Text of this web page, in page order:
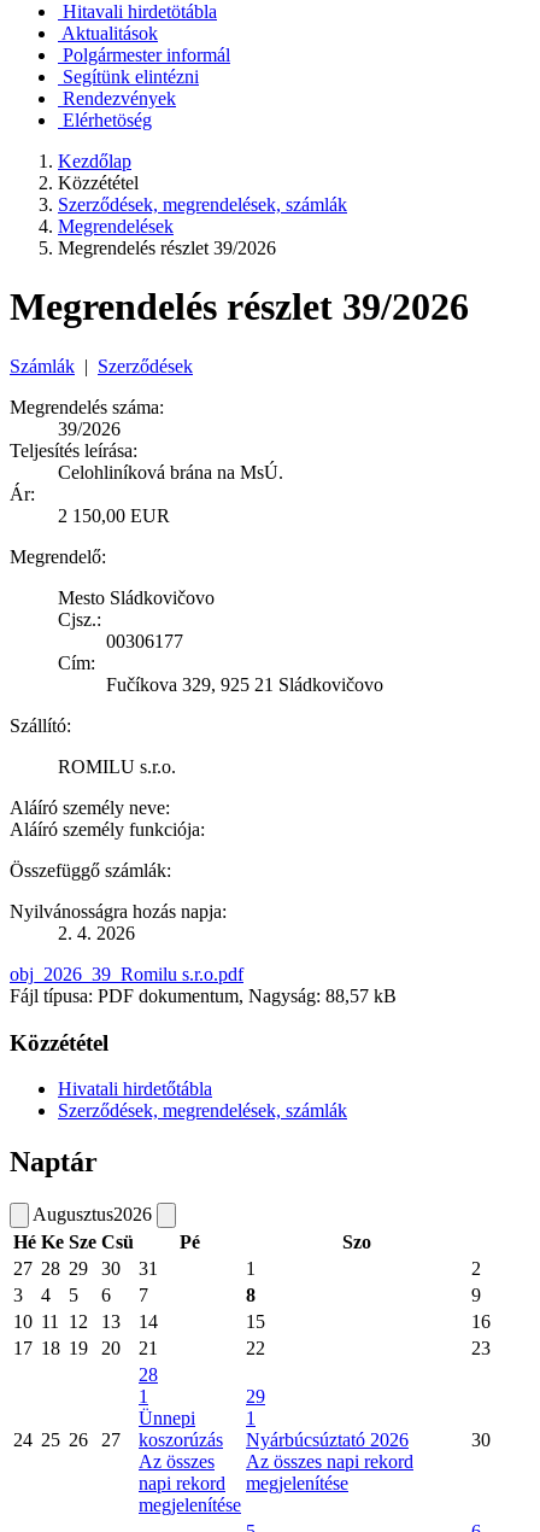
Hitavali hirdetötábla
Aktualitások
Polgármester informál
Segítünk elintézni
Rendezvények
Elérhetöség
Kezdőlap
Közzététel
Szerződések, megrendelések, számlák
Megrendelések
Megrendelés részlet 39/2026
Megrendelés részlet 39/2026
Számlák | Szerződések
Megrendelés száma:
39/2026
Teljesítés leírása:
Celohliníková brána na MsÚ.
Ár:
2 150,00 EUR
Megrendelő:
Mesto Sládkovičovo
Cjsz.:
00306177
Cím:
Fučíkova 329, 925 21 Sládkovičovo
Szállító:
ROMILU s.r.o.
Aláíró személy neve:
Aláíró személy funkciója:
Összefüggő számlák:
Nyilvánosságra hozás napja:
2. 4. 2026
obj_2026_39_Romilu s.r.o.pdf
Fájl típusa: PDF dokumentum, Nagyság: 88,57 kB
Közzététel
Hivatali hirdetőtábla
Szerződések, megrendelések, számlák
Naptár
Augusztus2026
Hé Ke Sze Csü Pé
Szo
27 28 29 30 31 1
2
3
4 5 6 7 8
9
10 11 12 13 14 15
16
17 18 19 20 21 22 23
24 25 26 27
28
1
Ünnepi
koszorúzás
Az összes
napi rekord
megjelenítése
29
1
Nyárbúcsúztató 2026
Az összes napi rekord
megjelenítése
30